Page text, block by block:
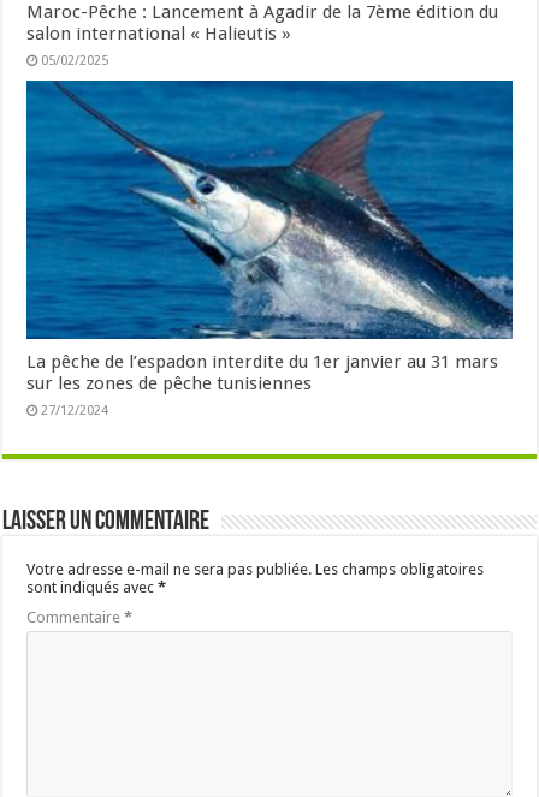
Maroc-Pêche : Lancement à Agadir de la 7ème édition du
salon international « Halieutis »
05/02/2025
La pêche de l’espadon interdite du 1er janvier au 31 mars
sur les zones de pêche tunisiennes
27/12/2024
Laisser un commentaire
Votre adresse e-mail ne sera pas publiée. Les champs obligatoires
sont indiqués avec*
Commentaire*